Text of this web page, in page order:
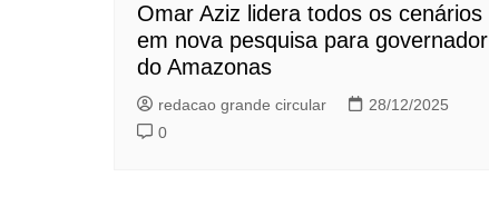
Omar Aziz lidera todos os cenários
em nova pesquisa para governador
do Amazonas
redacao grande circular
28/12/2025
0